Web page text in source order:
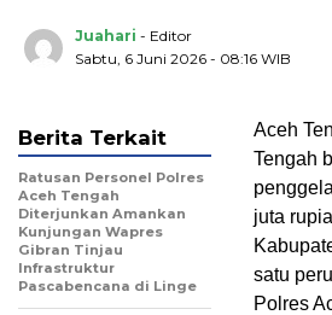
Juahari - Editor
Sabtu, 6 Juni 2026 - 08:16 WIB
Aceh
Tengah
juta
satu
Polres
Berita Terkait
Ratusan Personel Polres
Aceh Tengah
Diterjunkan Amankan
Kunjungan Wapres
Gibran Tinjau
Infrastruktur
Pascabencana di Linge